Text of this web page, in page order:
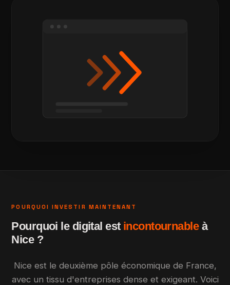
POURQUOI INVESTIR MAINTENANT
Pourquoi le digital est incontournableà
Nice ?
Nice est le deuxième pôle économique de France,
avec un tissu d'entreprises dense et exigeant. Voici